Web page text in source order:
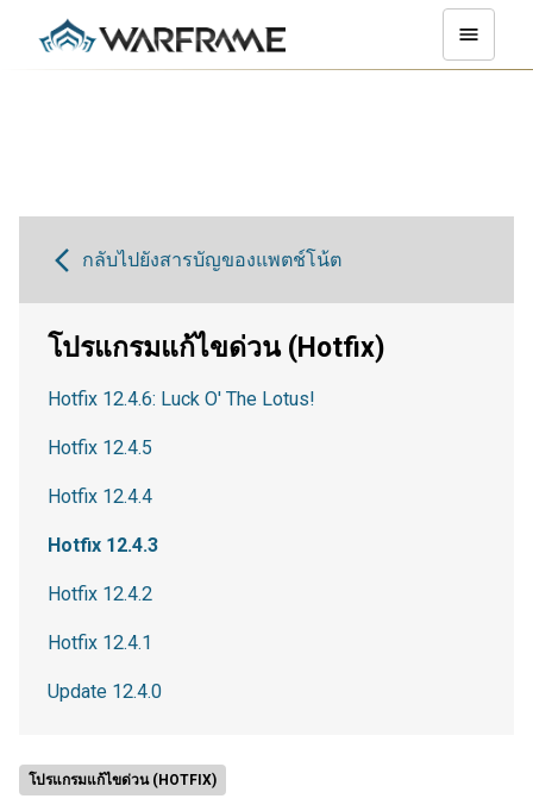
โปรแกรมแก้ไขด่วน (HOTFIX)
กลับไปยังสารบัญของแพตช์โน้ต
โปรแกรมแก้ไขด่วน (Hotfix)
Hotfix 12.4.6: Luck O' The Lotus!
Hotfix 12.4.5
Hotfix 12.4.4
Hotfix 12.4.3
Hotfix 12.4.2
Hotfix 12.4.1
Update 12.4.0